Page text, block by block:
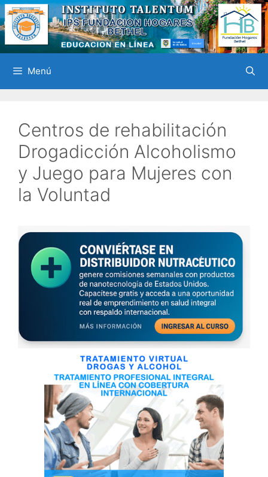
Saltar
al
contenido
Menú
Centros de rehabilitación
Drogadicción Alcoholismo
y Juego para Mujeres con
la Voluntad